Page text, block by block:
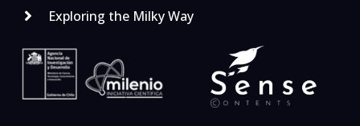
Exploring the Milky Way